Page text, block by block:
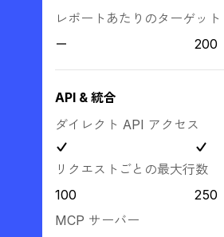
レポートあたりのターゲッ
200
API & 統合
ダイレクト API アクセス
リクエストごとの最大行数
100
250
MCP サーバー